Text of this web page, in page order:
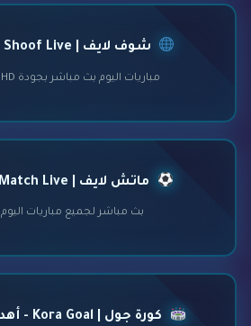
شوف لايف | Shoof Live - مباريات HD
مباريات اليوم بث مباشر بجودة HD بدون تقطيع
ماتش لايف | Match Live - بث مباشر
بث مباشر لجميع مباريات اليوم HD مجاناً
كورة جول | Kora Goal - أهداف وملخصات